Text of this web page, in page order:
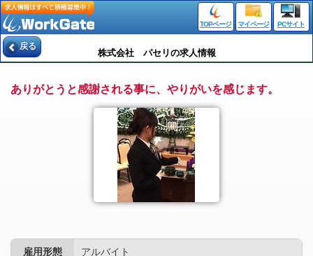
TOPページ マイページ PCサイト
戻る
株式会社 パセリの求人情報
ありがとうと感謝される事に、やりがいを感じます。
雇用形態 アルバイト